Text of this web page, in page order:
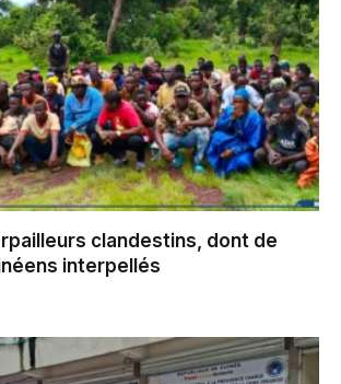
clandestins, dont de
interpellés